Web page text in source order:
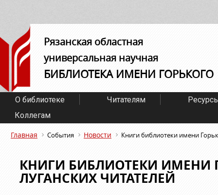
Рязанская областная
универсальная научная
БИБЛИОТЕКА ИМЕНИ ГОРЬКОГО
О библиотеке Читателям
Коллегам
Главная События Новости Книги библиотеки имени
КНИГИ БИБЛИОТЕКИ ИМЕНИ
ЛУГАНСКИХ ЧИТАТЕЛЕЙ